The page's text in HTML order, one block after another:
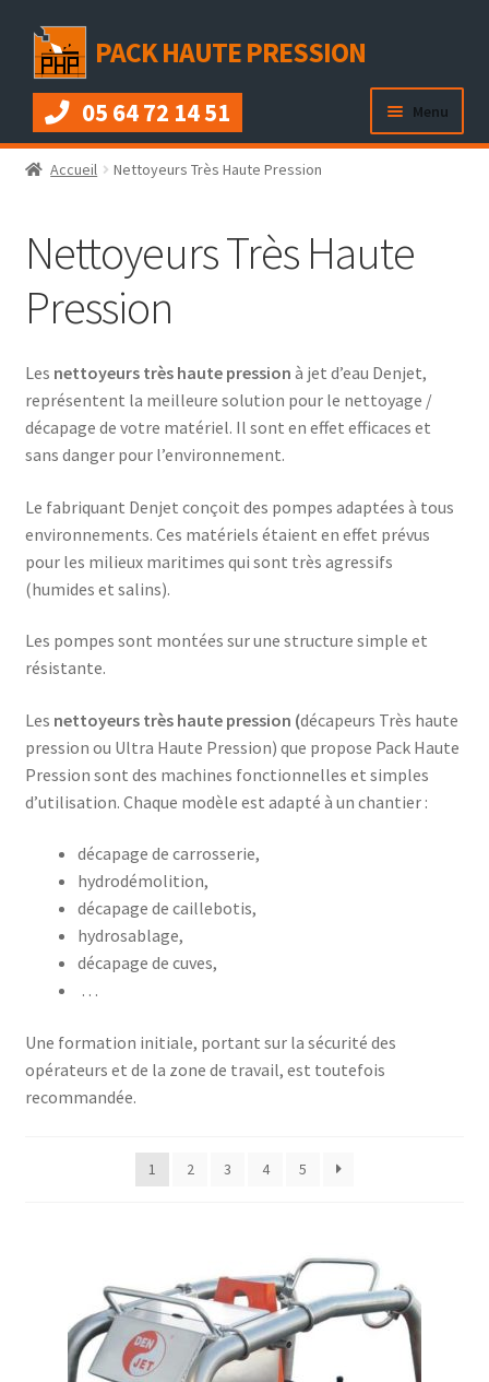
Aller
la
navigation
Aller
au
contenu
PACK HAUTE PRESSION
05 64 72 14 51 Menu
Présentation
Pièces détachées
enfant
Contact
Accueil Nettoyeurs Très Haute Pression
Nettoyeurs Très Haute
Pression
Les nettoyeurs très haute pression à jet d’eau Denjet,
représentent la meilleure solution pour le nettoyage /
décapage de votre matériel. Il sont en effet efficaces et
sans danger pour l’environnement.
Le fabriquant Denjet conçoit des pompes adaptées à tous
environnements. Ces matériels étaient en effet prévus
pour les milieux maritimes qui sont très agressifs
(humides et salins).
Les pompes sont montées sur une structure simple et
résistante.
Les nettoyeurs très haute pression (décapeurs Très haute
pression ou Ultra Haute Pression) que propose Pack Haute
Pression sont des machines fonctionnelles et simples
d’utilisation. Chaque modèle est adapté à un chantier :
décapage de carrosserie,
hydrodémolition,
décapage de caillebotis,
hydrosablage,
décapage de cuves,
…
Une formation initiale, portant sur la sécurité des
opérateurs et de la zone de travail, est toutefois
recommandée.
1 2 3 4 5